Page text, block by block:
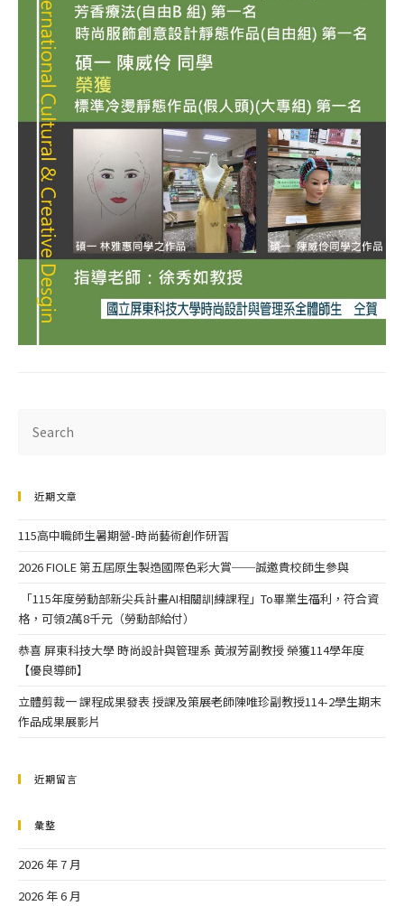
近期文章
115高中職師生暑期營-時尚藝術創作研習
2026 FIOLE 第五屆原生製造國際色彩大賞──誠邀貴校師生參與
「115年度勞動部新尖兵計畫AI相關訓練課程」To畢業生福利，符合資
格，可領2萬8千元（勞動部給付）
恭喜 屏東科技大學 時尚設計與管理系 黃淑芳副教授 榮獲114學年度
【優良導師】
立體剪裁一 課程成果發表 授課及策展老師陳唯珍副教授114-2學生期末
作品成果展影片
近期留言
彙整
2026 年 7 月
2026 年 6 月